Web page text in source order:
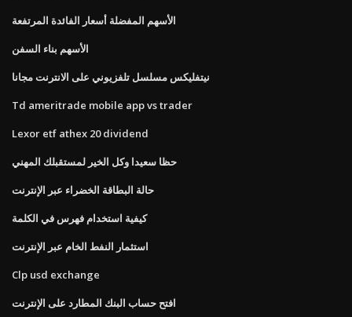
الأسهم المفضلة أسعار الفائدة المرتفعة
الأسهم بناء السفن
نيتفليكس مسلسل تلفزيوني على الانترنت مجانا
Td ameritrade mobile app vs trader
Lexor etf athex 20 dividend
حظا سعيدا وكل الخير لمستقبلك المهني
حالة البطاقة الخضراء عبر الإنترنت
كيفية استخدام فهرس في الكلمة
استثمار النفط الخام عبر الإنترنت
Clp usd exchange
افتح حساب البنك المطارد على الإنترنت